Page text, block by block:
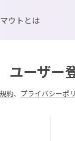
ユーザー
約、 プライバシーポ
ウトとは